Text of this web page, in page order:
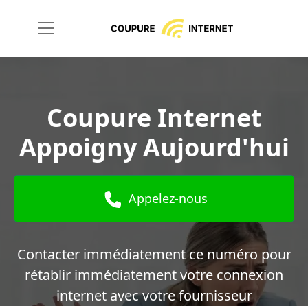
Coupure Internet
Appoigny Aujourd'hui
Appelez-nous
Contacter immédiatement ce numéro pour
rétablir immédiatement votre connexion
internet avec votre fournisseur